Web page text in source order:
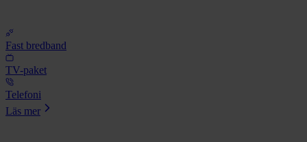
Fast bredband
TV-paket
Telefoni
Läs mer